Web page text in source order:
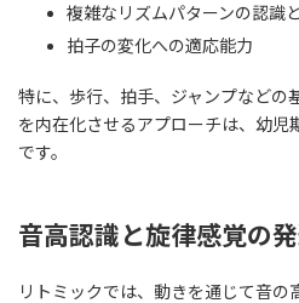
複雑なリズムパターンの認識
拍子の変化への適応能力
特に、歩行、拍手、ジャンプなどの
を内在化させるアプローチは、幼児
です。
音高認識と旋律感覚の
リトミックでは、動きを通じて音の